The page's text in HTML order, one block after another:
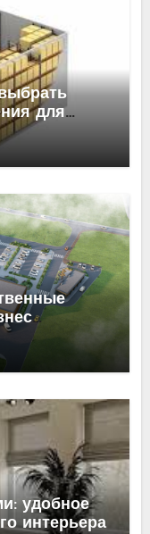
для
удобное
интерьера